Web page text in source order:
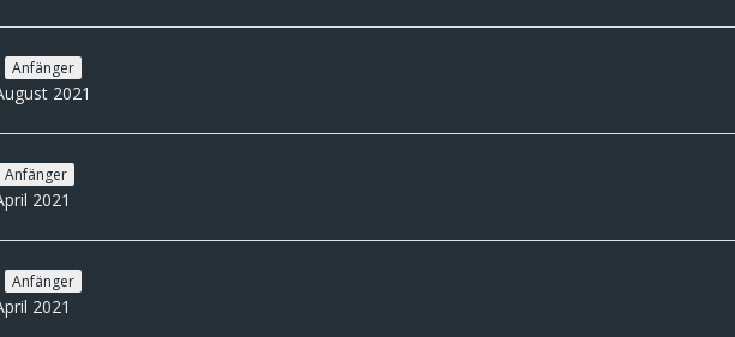
Anfänger
2021
Anfänger
2021
Anfänger
2021